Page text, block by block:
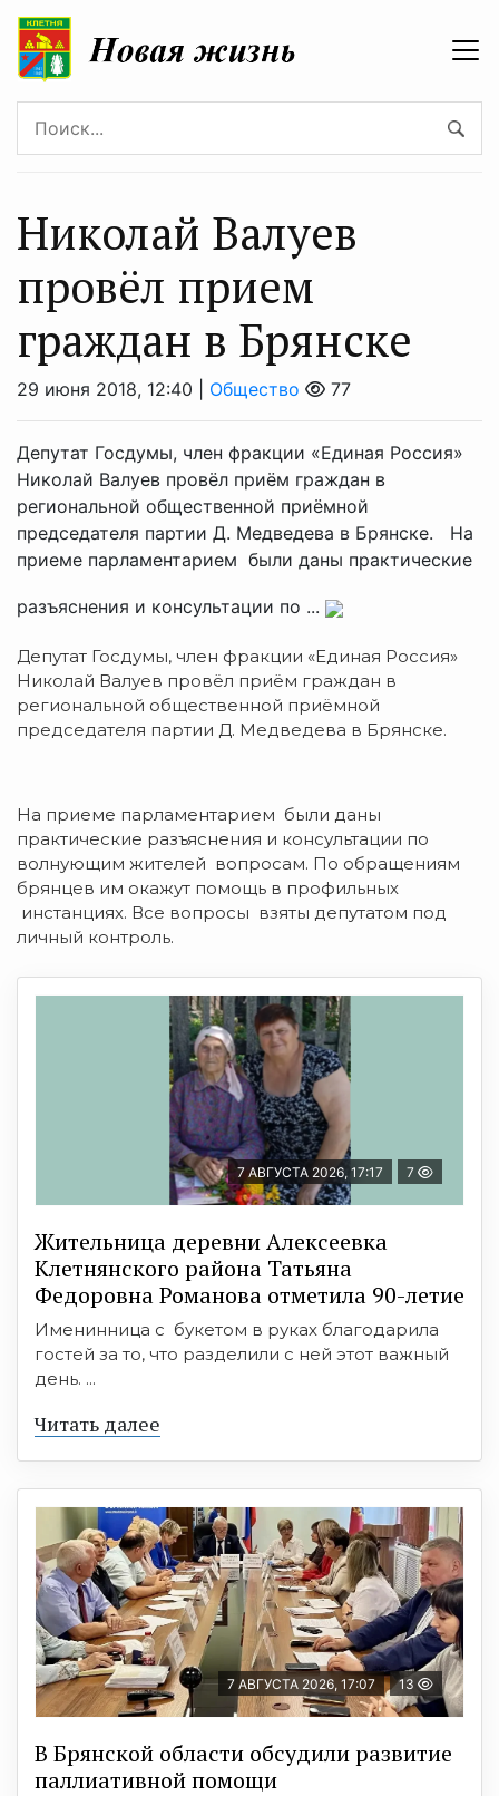
Николай Валуев
провёл прием
граждан в Брянске
29 июня 2018, 12:40 | Общество 77
Депутат Госдумы, член фракции «Единая Россия»
Николай Валуев провёл приём граждан в
региональной общественной приёмной
председателя партии Д. Медведева в Брянске. На
приеме парламентарием были даны практические
разъяснения и консультации по ...
Депутат Госдумы, член фракции «Единая Россия»
Николай Валуев провёл приём граждан в
региональной общественной приёмной
председателя партии Д. Медведева в Брянске.
На приеме парламентарием были даны
практические разъяснения и консультации по
волнующим жителей вопросам. По обращениям
брянцев им окажут помощь в профильных
инстанциях. Все вопросы взяты депутатом под
личный контроль.
7 АВГУСТА 2026, 17:17 7
Жительница деревни Алексеевка
Клетнянского района Татьяна
Федоровна Романова отметила 90-летие
Именинница с букетом в руках благодарила
гостей за то, что разделили с ней этот важный
день. ...
Читать далее
7 АВГУСТА 2026, 17:07 13
В Брянской области обсудили развитие
паллиативной помощи